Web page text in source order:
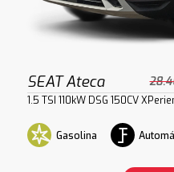
SEAT Ateca
1.5 TSI 110kW DSG 150CV
Gasolina